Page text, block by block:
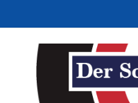
zum
Inhalt